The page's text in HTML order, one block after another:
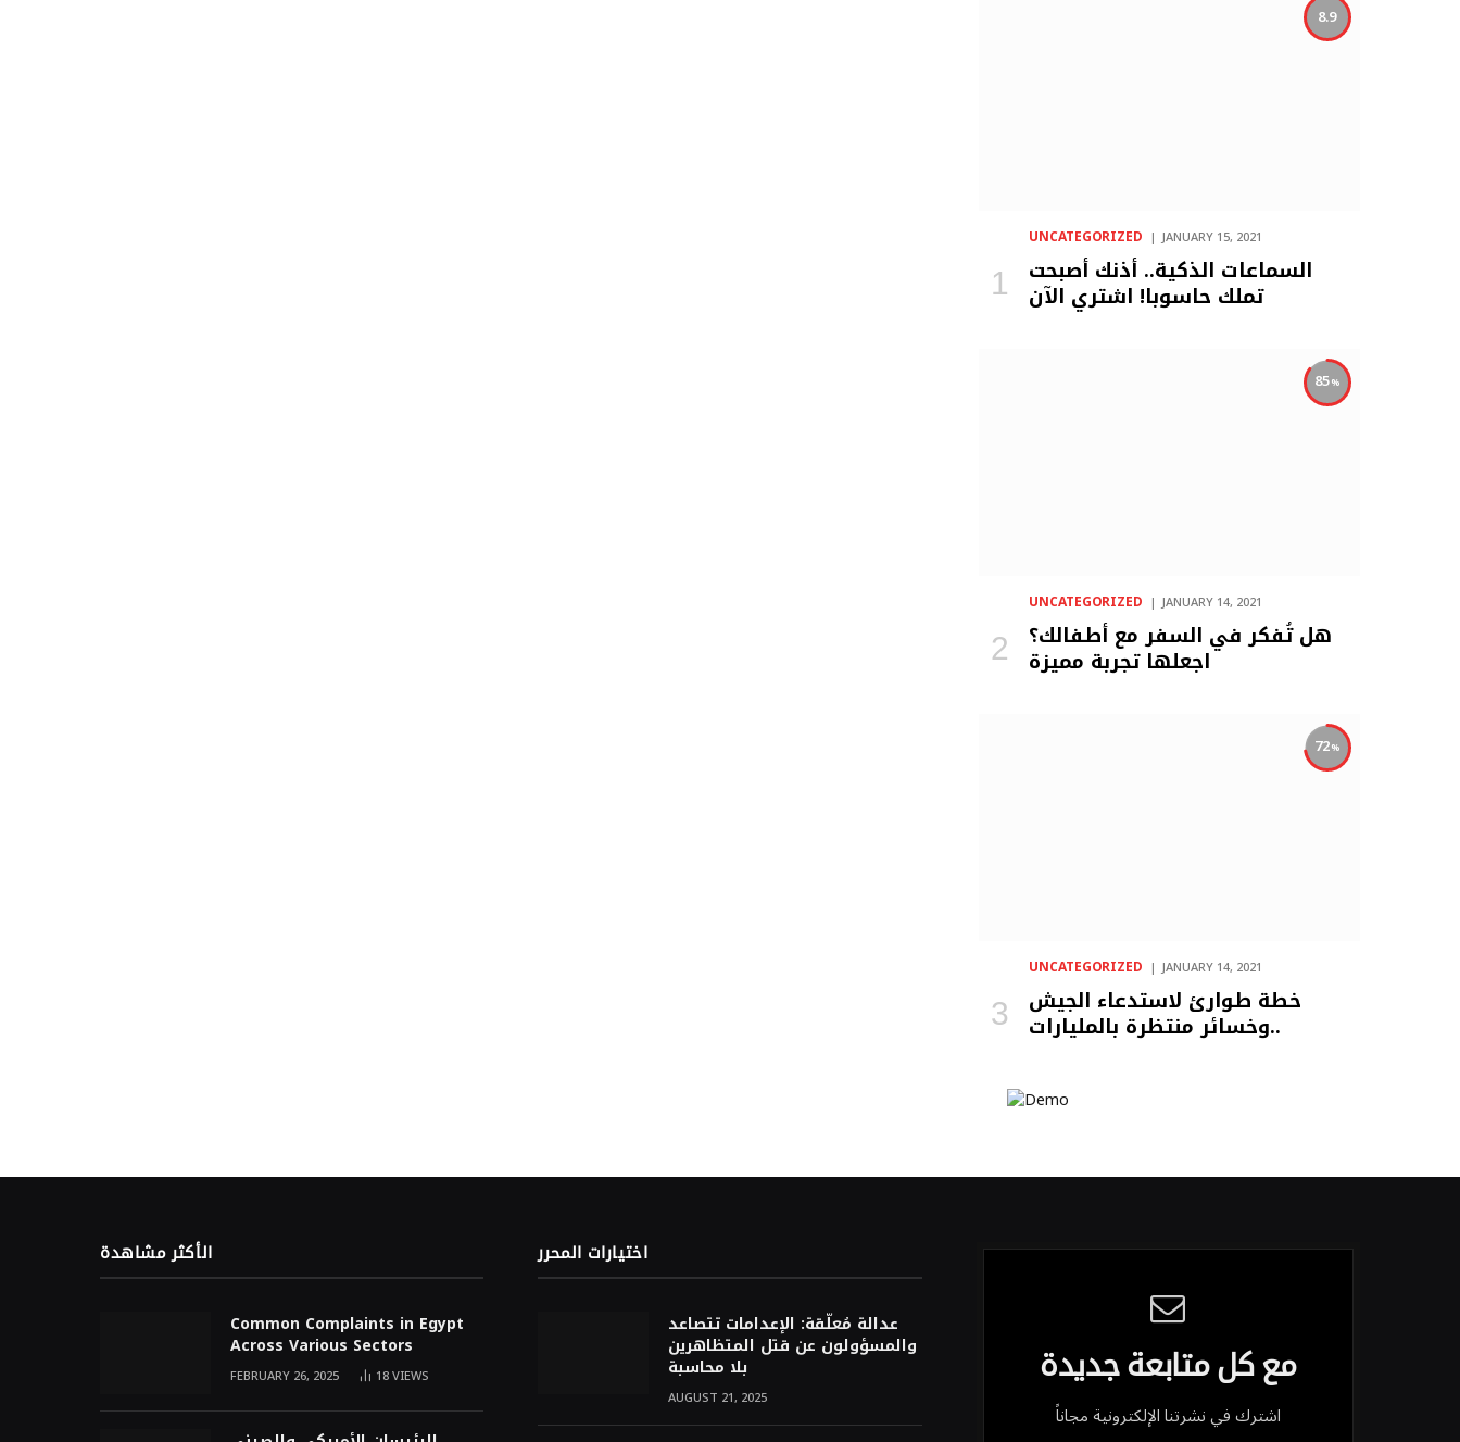
8.9
UNCATEGORIZED JANUARY 15, 2021
السماعات الذكية.. أذنك أصبحت
تملك حاسوبا! اشتري الآن
85
UNCATEGORIZED JANUARY 14, 2021
هل تُفكر في السفر مع أطفالك؟
اجعلها تجربة مميزة
72
UNCATEGORIZED JANUARY 14, 2021
خطة طوارئ لاستدعاء الجيش
وخسائر منتظرة بالمليارات..
الأكثر مشاهدة
Common Complaints in Egypt
Across Various Sectors
FEBRUARY 26, 2025 18VIEWS
اختيارات المحرر
عدالة مُعلّقة: الإعدامات تتصاعد
والمسؤولون عن قتل المتظاهرين
بلا محاسبة
AUGUST 21, 2025
مع كل متابعة جديدة
اشترك في نشرتنا الإلكترونية مجاناً